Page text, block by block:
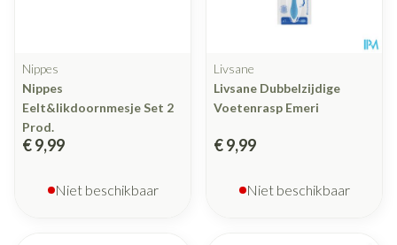
Nippes
Nippes
Eelt&likdoornmesje Set 2
Prod.
€ 9,99
Niet beschikbaar
Livsane
Livsane Dubbelzijdige
Voetenrasp Emeri
€ 9,99
Niet beschikbaar